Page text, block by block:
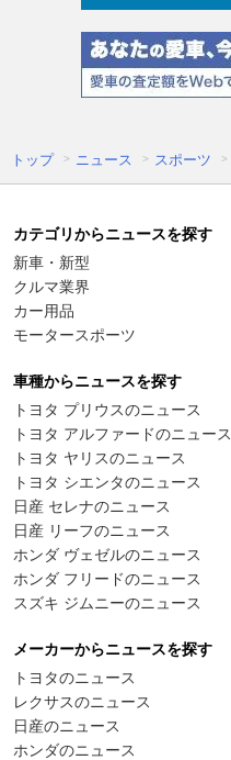
トップ ニュース スポーツ
カテゴリからニュースを探す
新車・新型
クルマ業界
カー用品
モータースポーツ
車種からニュースを探す
トヨタ プリウスのニュース
トヨタ アルファードのニュース
トヨタ ヤリスのニュース
トヨタ シエンタのニュース
日産 セレナのニュース
日産 リーフのニュース
ホンダ ヴェゼルのニュース
ホンダ フリードのニュース
スズキ ジムニーのニュース
メーカーからニュースを探す
トヨタのニュース
レクサスのニュース
日産のニュース
ホンダのニュース